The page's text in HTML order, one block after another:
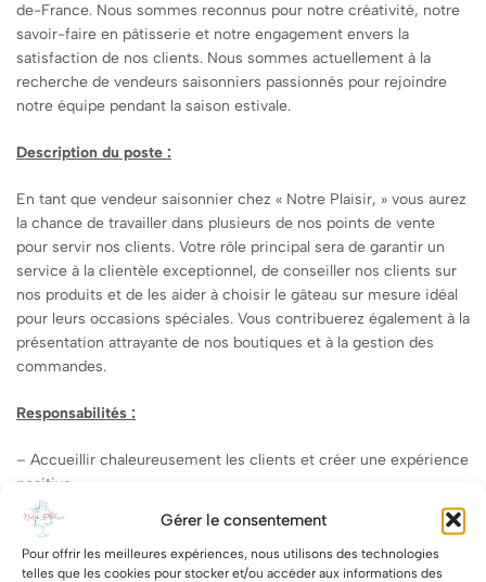
Gérer le consentement
Pour offrir les meilleures expériences, nous utilisons des technologies
telles que les cookies pour stocker et/ou accéder aux informations des
de-France. Nous sommes reconnus pour notre créativité, notre
savoir-faire en pâtisserie et notre engagement envers la
satisfaction de nos clients. Nous sommes actuellement à la
recherche de vendeurs saisonniers passionnés pour rejoindre
notre équipe pendant la saison estivale.
Description du poste :
En tant que vendeur saisonnier chez « Notre Plaisir, » vous aurez
la chance de travailler dans plusieurs de nos points de vente
pour servir nos clients. Votre rôle principal sera de garantir un
service à la clientèle exceptionnel, de conseiller nos clients sur
nos produits et de les aider à choisir le gâteau sur mesure idéal
pour leurs occasions spéciales. Vous contribuerez également à la
présentation attrayante de nos boutiques et à la gestion des
commandes.
Responsabilités :
– Accueillir chaleureusement les clients et créer une expérience
positive.
– Informer les clients sur notre gamme de gâteaux sur mesure
et répondre à leurs questions.